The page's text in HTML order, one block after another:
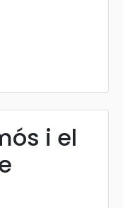
i el